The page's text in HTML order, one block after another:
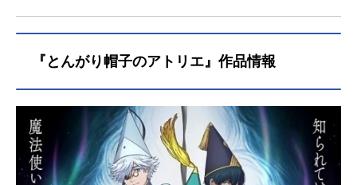
『とんがり帽子のアトリエ』作品情報